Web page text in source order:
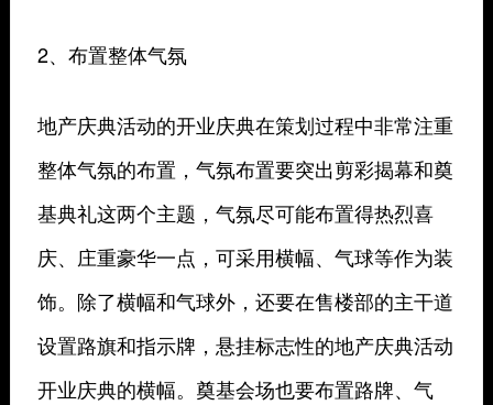
2、布置整体气氛
地产庆典活动的开业庆典在策划过程中非常注重
整体气氛的布置，气氛布置要突出剪彩揭幕和奠
基典礼这两个主题，气氛尽可能布置得热烈喜
庆、庄重豪华一点，可采用横幅、气球等作为装
饰。除了横幅和气球外，还要在售楼部的主干道
设置路旗和指示牌，悬挂标志性的地产庆典活动
开业庆典的横幅。奠基会场也要布置路牌、气